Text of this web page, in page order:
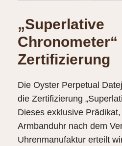
„Superlative
Chronometer“
Zertifizierung
Die Oyster Perpetual
die Zertifizierung
Dieses exklusive
Armbanduhr nach dem
Uhrenmanufaktur erteilt